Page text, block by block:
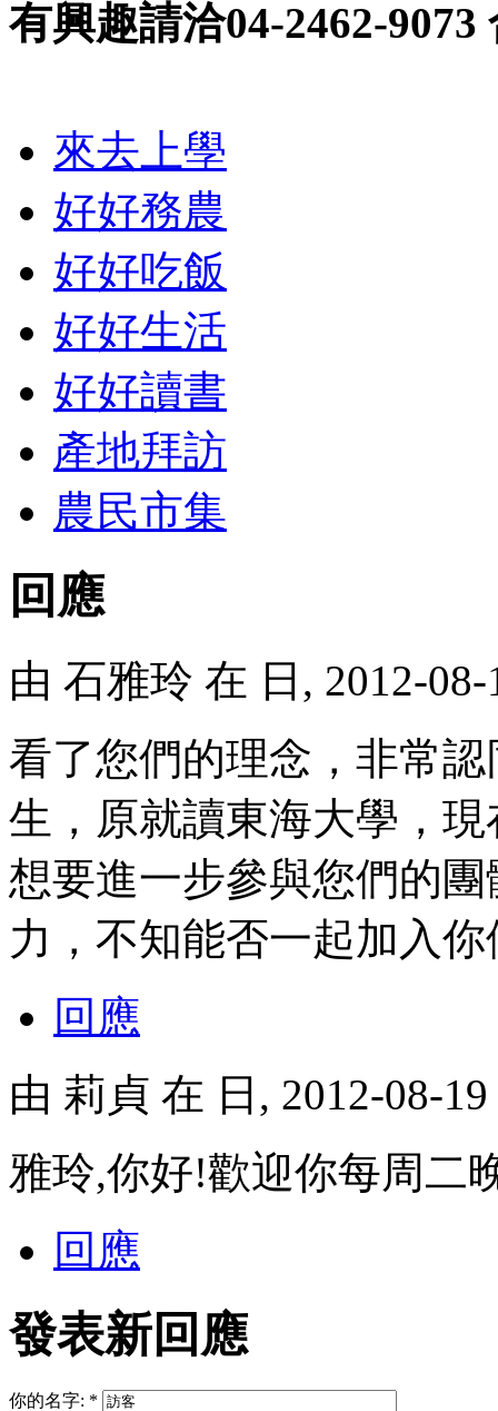
有興趣請洽04-2462-
來去上學
好好務農
好好吃飯
好好生活
好好讀書
產地拜訪
農民市集
回應
由 石雅玲 在 日, 2012-
看了您們的理念，非常
生，原就讀東海大學，
想要進一步參與您們的
力，不知能否一起加入你
回應
由 莉貞 在 日, 2012-08-
雅玲,你好!歡迎你每周二
回應
發表新回應
你的名字: *